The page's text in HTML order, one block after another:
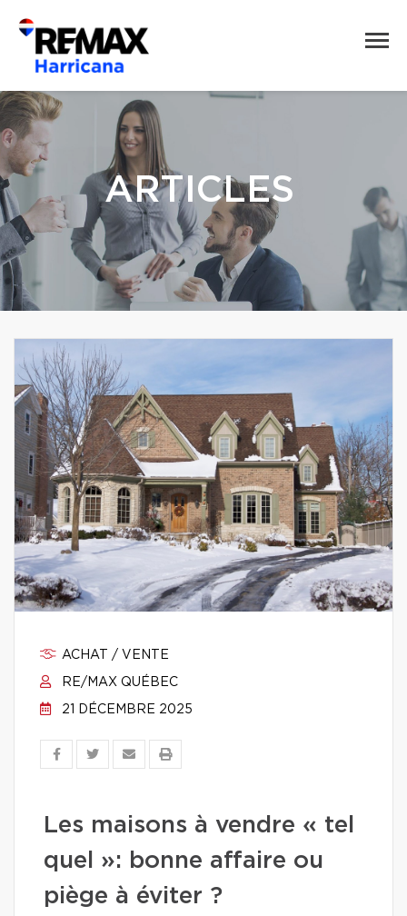
ARTICLES
ACHAT / VENTE
RE/MAX QUÉBEC
21 DÉCEMBRE 2025
Les maisons à vendre « tel
quel »: bonne affaire ou
piège à éviter ?